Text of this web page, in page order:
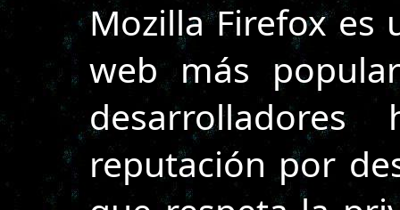
Mozilla Firefox es
web más
reputación por